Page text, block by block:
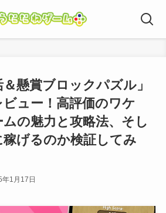
＆懸賞ブロックパズル」
ビュー！高評価のワケ
の魅力と攻略法、そし
稼げるのか検証してみ
年1月17日